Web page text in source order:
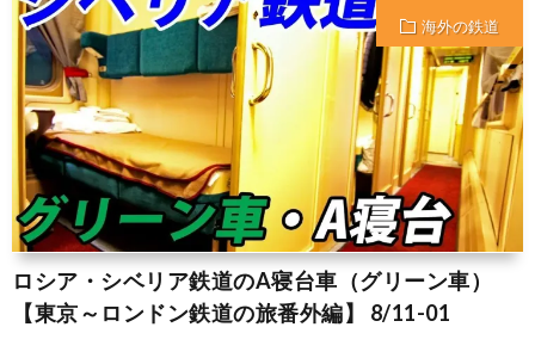
海外の鉄道
ロシア・シベリア鉄道のA寝台車（グリーン車）
【東京～ロンドン鉄道の旅番外編】 8/11-01